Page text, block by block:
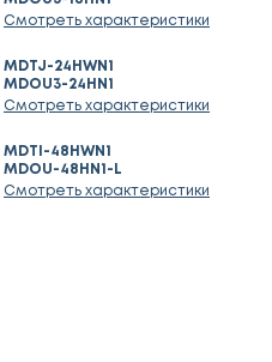
Смотреть характеристики
MDTJ-24HWN1
MDOU3-24HN1
Смотреть характеристики
MDTI-48HWN1
MDOU-48HN1-L
Смотреть характеристики